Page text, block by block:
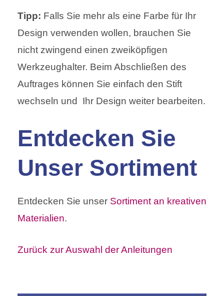
Tipp: Falls Sie mehr als eine Farbe für Ihr
Design verwenden wollen, brauchen Sie
nicht zwingend einen zweiköpfigen
Werkzeughalter. Beim Abschließen des
Auftrages können Sie einfach den Stift
wechseln und Ihr Design weiter bearbeiten.
Entdecken Sie
Unser Sortiment
Entdecken Sie unser Sortiment an kreativen
Materialien.
Zurück zur Auswahl der Anleitungen